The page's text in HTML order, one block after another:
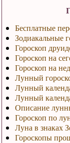
Бесплатные
Зодиакальные
Гороскоп
Гороскоп на
Гороскоп на
Лунный
Лунный
Лунный
Описание
Гороскоп по
Луна в знаках
Гороскопы